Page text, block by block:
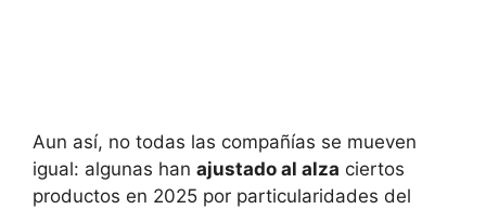
Aun así, no todas las compañías se mueven
igual: algunas han ajustado al alza ciertos
productos en 2025 por particularidades del